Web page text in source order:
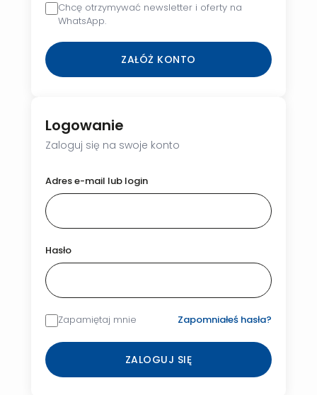
Logowanie
Zaloguj się na swoje konto
Adres e-mail lub login
Hasło
Zapamiętaj mnie Zapomniałeś hasła?
ZALOGUJ SIĘ
Chcę otrzymywać newsletter i oferty na
WhatsApp.
ZAŁÓŻ KONTO